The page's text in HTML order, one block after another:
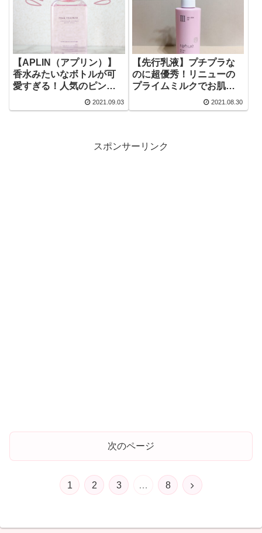
【APLIN（アプリン）】
香水みたいなボトルが可
愛すぎる！人気のピンク
ティーツリートナーをレ
ビュー！
2021.09.03
【先行乳液】プチプラな
のに超優秀！リニューの
プライムミルクでお肌の
うるおいを保ちましょ
う！【renue】
2021.08.30
スポンサーリンク
次のページ
1 2 3 … 8
次